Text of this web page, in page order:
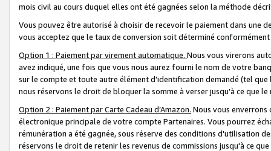
mois civil au cours duquel elles ont été gagnées selon la méthode
Vous pouvez être autorisé à choisir de recevoir le paiement dans une
vous acceptez que le taux de conversion soit déterminé
Option 1 : Paiement par virement automatique. Nous vous virerons
avez indiqué, une fois que vous nous aurez fourni le nom de votre
sur le compte et toute autre élément d'identification demandé (tel que
nous réservons le droit de bloquer la somme à verser jusqu'à ce que
Option 2 : Paiement par Carte Cadeau d’Amazon. Nous vous
électronique principale de votre compte Partenaires. Vous pourrez
rémunération a été gagnée, sous réserve des conditions d'utilisation
réservons le droit de retenir les revenus de commissions jusqu'à ce